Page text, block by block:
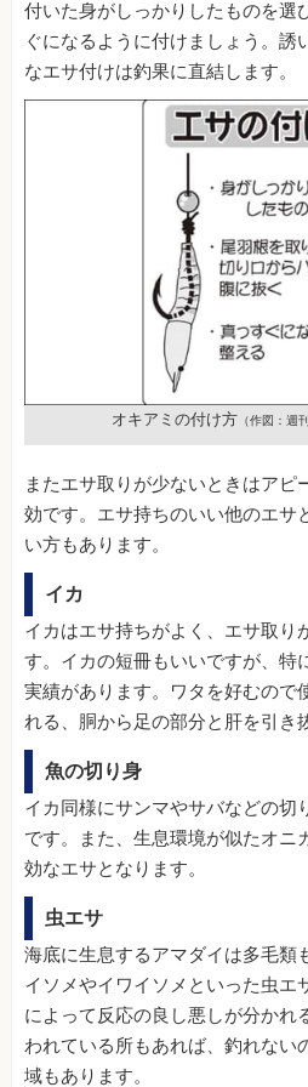
付いた身がしっかりしたものを選
ぐになるように付けましょう。誘
なエサ付けは釣果に直結します。
オキアミの付け方 （作図：週
またエサ取りが少ないときはアピ
効です。エサ持ちのいい他のエサ
い方もあります。
イカ
イカはエサ持ちがよく、エサ取り
す。イカの短冊もいいですが、特
実績があります。ワタを好むので
れる、胴から足の部分と肝を引き
魚の切り身
イカ同様にサンマやサバなどの切
です。また、生息環境が似たオニ
効なエサとなります。
虫エサ
海底に生息するアマダイは多毛類
イソメやイワイソメといった虫エ
によって反応の良し悪しが分かれ
われている所もあれば、釣れない
域もあります。